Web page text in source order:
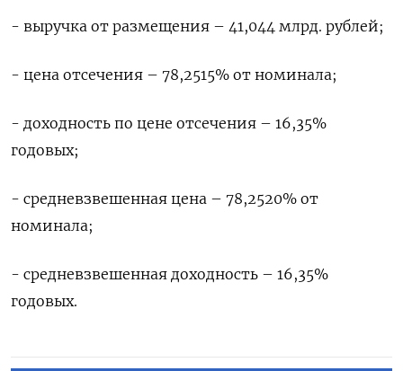
- выручка от размещения – 41,044 млрд. рублей;
- цена отсечения – 78,2515% от номинала;
- доходность по цене отсечения – 16,35%
годовых;
- средневзвешенная цена – 78,2520% от
номинала;
- средневзвешенная доходность – 16,35%
годовых.